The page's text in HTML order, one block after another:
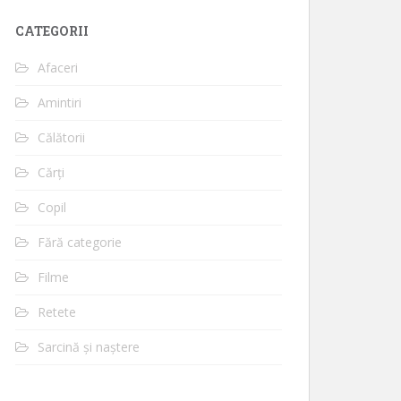
CATEGORII
Afaceri
Amintiri
Călătorii
Cărți
Copil
Fără categorie
Filme
Retete
Sarcină și naștere